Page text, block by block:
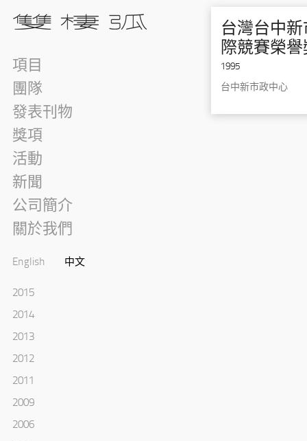
項目
團隊
發表刊物
獎項
活動
新聞
公司簡介
關於我們
English 中文
2015
2014
2013
2012
2011
2009
2006
台灣台中
際競賽榮譽
1995
台中新市政中心